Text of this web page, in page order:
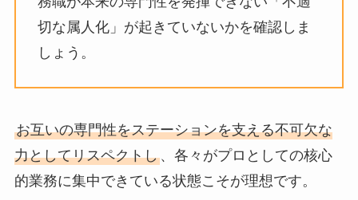
切な属人化」が起きていないかを確認しま
しょう。
お互いの専門性をステーションを支える不可欠な
力としてリスペクトし、各々がプロとしての核心
的業務に集中できている状態こそが理想です。